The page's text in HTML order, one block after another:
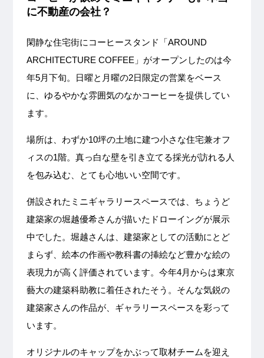
に不動産の会社？
閑静な住宅街にコーヒースタンド「AROUND
ARCHITECTURE COFFEE」がオープンしたのは今
年5月下旬。日曜と月曜の2日限定の営業をベース
に、ゆるやかな雰囲気のなかコーヒーを提供してい
ます。
場所は、わずか10坪の土地に建つ小さな住宅兼オフ
ィスの1階。真っ白な壁を引き立てる採光が訪れる人
を包み込む、とても心地いい空間です。
併設されたミニギャラリースペースでは、ちょうど
建築家の堀越優希さんが描いたドローイングが展示
中でした。堀越さんは、建築家としての活動にとど
まらず、絵本の作画や教科書の挿絵など豊かな絵の
表現力が高く評価されています。今年4月からは東京
藝大の建築科助教に着任されたそう。そんな気鋭の
建築家さんの作品が、ギャラリースペースを彩って
います。
オリジナルのキャップをかぶって取材チームを迎え